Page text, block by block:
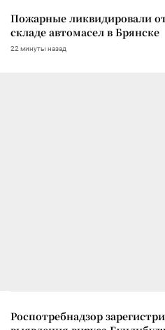
Пожарные ликвидировали
складе автомасел в Брянске
22 минуты назад
Роспотребнадзор